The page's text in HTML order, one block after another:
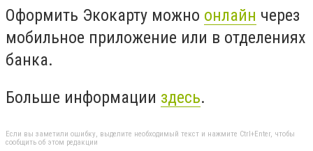
Оформить Экокарту можно онлайн через
мобильное приложение или в отделениях
банка.
Больше информации здесь.
Если вы заметили ошибку, выделите необходимый текст и нажмите Ctrl+Enter, чтобы
сообщить об этом редакции